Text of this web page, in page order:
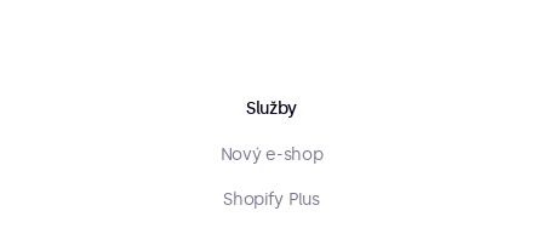
Služby
Nový e-shop
Shopify Plus